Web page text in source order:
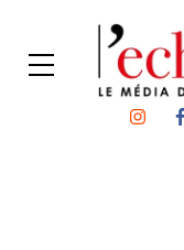
content
Menu